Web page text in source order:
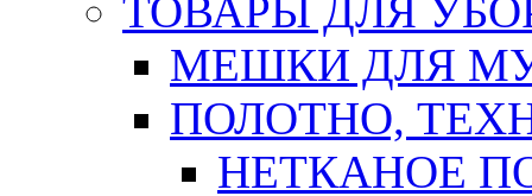
ТОВАРЫ ДЛЯ
МЕШКИ ДЛЯ
ПОЛОТНО,
НЕТКАНОЕ